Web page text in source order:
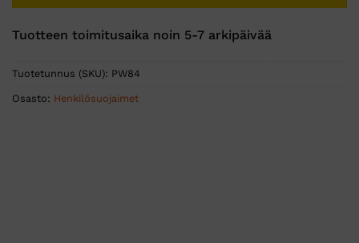
Tuotteen toimitusaika noin 5-7 arkipäivää
Tuotetunnus (SKU): PW84
Osasto: Henkilösuojaimet